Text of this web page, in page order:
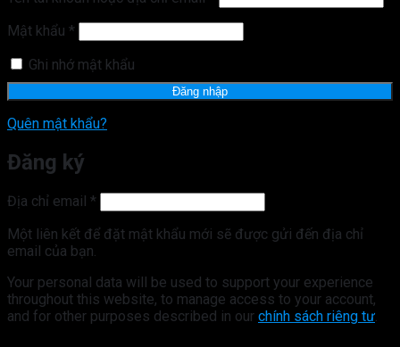
buộc
Mật khẩu *
buộc
Ghi nhớ mật khẩu
Đăng nhập
Quên mật khẩu?
Đăng ký
Địa chỉ email *
buộc
Một liên kết để đặt mật khẩu mới sẽ được gửi đến địa chỉ
email của bạn.
Your personal data will be used to support your experience
throughout this website, to manage access to your account,
and for other purposes described in our chính sách riêng tư